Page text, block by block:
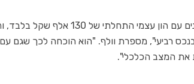
רביעי", מספרת וולף. "הוא הוכחה לכך שגם עם
המצב הכלכלי".